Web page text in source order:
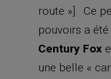
route »]. Ce
pouvoirs a
Century Fox
une belle «